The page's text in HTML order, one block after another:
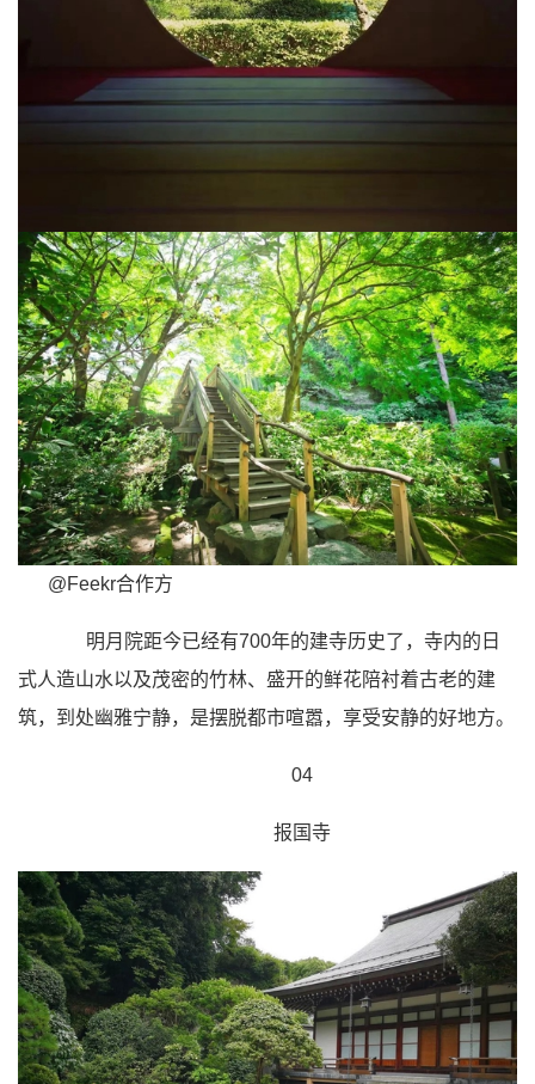
@Feekr合作方
明月院距今已经有700年的建寺历史了，寺内的日
式人造山水以及茂密的竹林、盛开的鲜花陪衬着古老的建
筑，到处幽雅宁静，是摆脱都市喧嚣，享受安静的好地方。
04
报国寺